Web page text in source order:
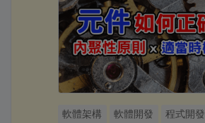
軟體架構 軟體開發 程式開發